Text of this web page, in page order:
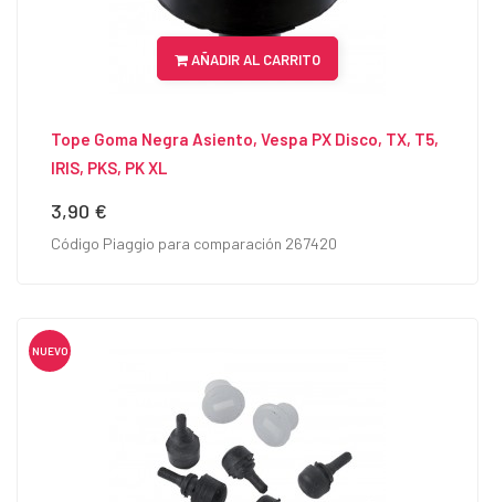
AÑADIR AL CARRITO
Tope Goma Negra Asiento, Vespa PX Disco, TX, T5,
IRIS, PKS, PK XL
Precio
3,90 €
Código Piaggio para comparación 267420
NUEVO